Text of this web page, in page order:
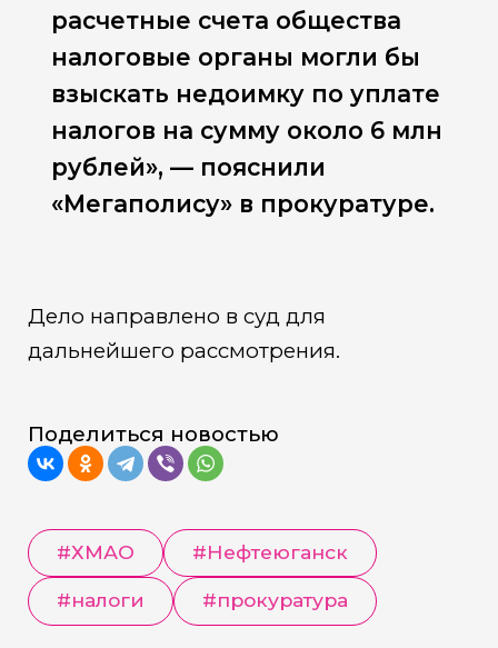
расчетные счета общества
налоговые органы могли бы
взыскать недоимку по уплате
налогов на сумму около 6 млн
рублей», — пояснили
«Мегаполису» в прокуратуре.
Дело направлено в суд для
дальнейшего рассмотрения.
Поделиться новостью
#ХМАО #Нефтеюганск
#налоги #прокуратура